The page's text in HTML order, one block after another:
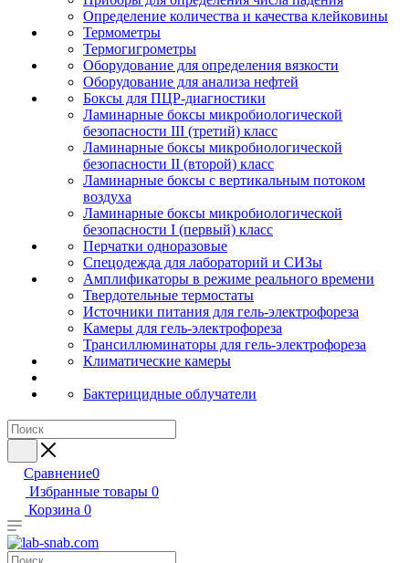
Определение количества и качества клейковины
Термометры
Термогигрометры
Оборудование для определения вязкости
Оборудование для анализа нефтей
Боксы для ПЦР-диагностики
Ламинарные боксы микробиологической
безопасности III (третий) класс
Ламинарные боксы микробиологической
безопасности II (второй) класс
Ламинарные боксы с вертикальным потоком
воздуха
Ламинарные боксы микробиологической
безопасности I (первый) класс
Перчатки одноразовые
Спецодежда для лабораторий и СИЗы
Амплификаторы в режиме реального времени
Твердотельные термостаты
Источники питания для гель-электрофореза
Камеры для гель-электрофореза
Трансиллюминаторы для гель-электрофореза
Климатические камеры
Бактерицидные облучатели
Сравнение0
Избранные товары 0
Корзина 0